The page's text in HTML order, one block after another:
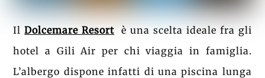
IlDolcemare Resort è una scelta ideale fra gli
hotel a Gili Air per chi viaggia in famiglia.
L’albergo dispone infatti di una piscina lunga